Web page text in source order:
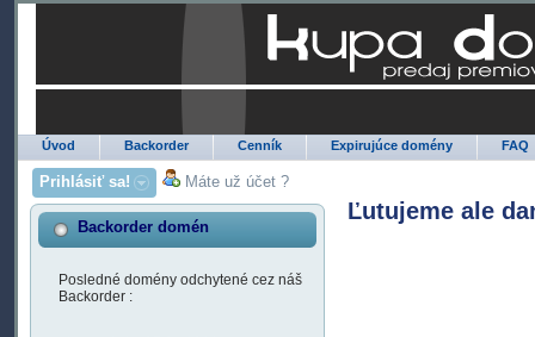
Úvod Backorder Cenník Expirujúce domény FAQ
Prihlásiť sa! Máte už účet ?
Backorder domén
Posledné domény odchytené cez náš
Backorder :
Ľutujeme ale